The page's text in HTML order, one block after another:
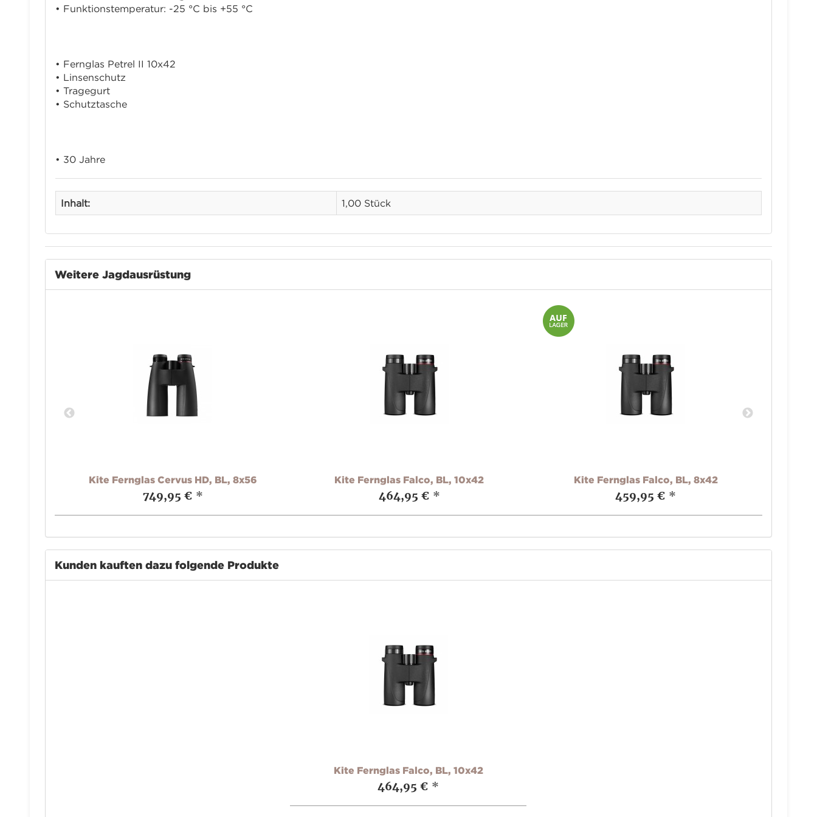
• Funktionstemperatur: -25 °C bis +55 °C
• Fernglas Petrel II 10x42
• Linsenschutz
• Tragegurt
• Schutztasche
• 30 Jahre
Inhalt: 1,00 Stück
Weitere Jagdausrüstung
Kite Fernglas Cervus HD, BL, 8x56
749,95 € *
Kite Fernglas Falco, BL, 10x42
464,95 € *
Kite Fernglas Falco, BL, 8x42
459,95 € *
Kunden kauften dazu folgende Produkte
Kite Fernglas Falco, BL, 10x42
464,95 € *